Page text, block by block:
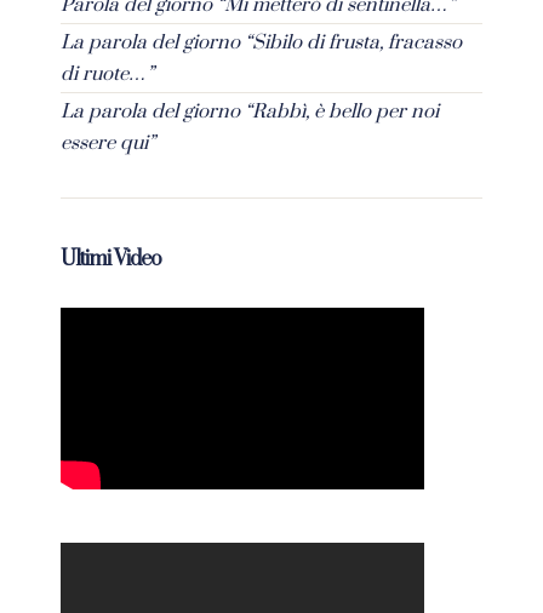
La parola del giorno “Sibilo di frusta, fracasso
di ruote…”
La parola del giorno “Rabbì, è bello per noi
essere qui”
Ultimi Video